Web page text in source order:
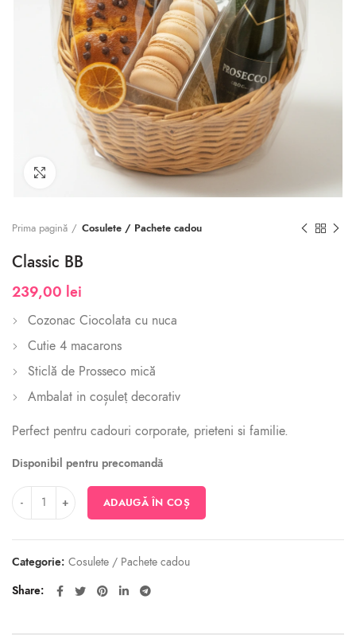
Click to enlarge
Prima pagină Cosulete / Pachete cadou
Classic BB
239,00 lei
Cozonac Ciocolata cu nuca
Cutie 4 macarons
Sticlă de Prosseco mică
Ambalat in coșuleț decorativ
Perfect pentru cadouri corporate, prieteni si familie.
Disponibil pentru precomandă
Cantitate Classic BB
ADAUGĂ ÎN COȘ
Categorie: Cosulete / Pachete cadou
Share